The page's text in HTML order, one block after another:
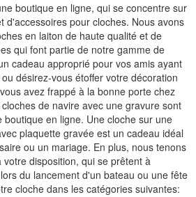
boutique en ligne, qui se concentre sur
d'accessoires pour cloches. Nous avons
en laiton de haute qualité et de
qui font partie de notre gamme de
cadeau approprié pour vos amis ayant
désirez-vous étoffer votre décoration
avez frappé à la bonne porte chez
de navire avec une gravure sont
en ligne. Une cloche sur une
plaquette gravée est un cadeau idéal
ou un mariage. En plus, nous tenons
disposition, qui se prêtent à
du lancement d'un bateau ou une fête
cloche dans les catégories suivantes: